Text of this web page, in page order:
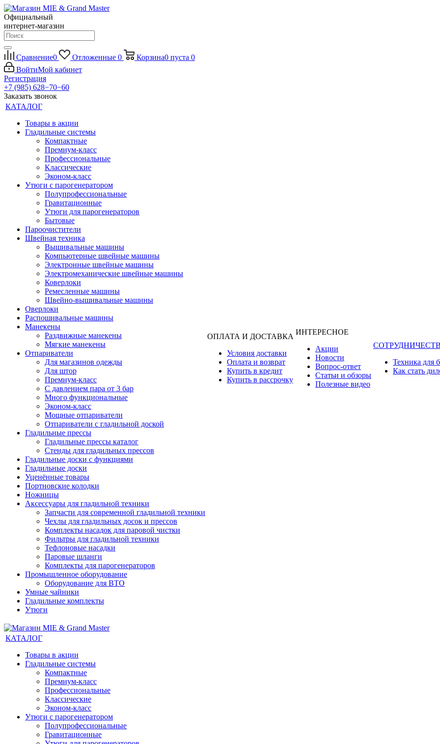
Официальный
интернет-магазин
Сравнение0 Отложенные 0 Корзина0 пуста 0
ВойтиМой кабинет
Регистрация
+7 (985) 628−70−60
Заказать звонок
КАТАЛОГ
Товары в акции
Гладильные системы
Компактные
Премиум-класс
Профессиональные
Классические
Эконом-класс
Утюги с парогенератором
Полупрофессиональные
Гравитационные
Утюги для парогенераторов
Бытовые
Пароочистители
Швейная техника
Вышивальные машины
Компьютерные швейные машины
Электронные швейные машины
Электромеханические швейные машины
Коверлоки
Ремесленные машины
Швейно-вышивальные машины
Оверлоки
Распошивальные машины
Манекены
Раздвижные манекены
Мягкие манекены
Отпариватели
Для магазинов одежды
Для штор
Премиум-класс
С давлением пара от 3 бар
Много функциональные
Эконом-класс
Мощные отпариватели
Отпариватели с гладильной доской
Гладильные прессы
Гладильные прессы каталог
Стенды для гладильных прессов
Гладильные доски с функциями
Гладильные доски
Уценённые товары
Портновские колодки
Ножницы
Аксессуары для гладильной техники
Запчасти для современной гладильной техники
Чехлы для гладильных досок и прессов
Комплекты насадок для паровой чистки
Фильтры для гладильной техники
Тефлоновые насадки
Паровые шланги
Комплекты для парогенераторов
Промышленное оборудование
Оборудование для ВТО
Умные чайники
Гладильные комплекты
Утюги
ОПЛАТА И ДОСТАВКА
Условия доставки
Оплата и возврат
Купить в кредит
Купить в рассрочку
ИНТЕРЕСНОЕ
Акции
Новости
Вопрос-ответ
Статьи и обзоры
Полезные видео
Техника для
Как стать
КАТАЛОГ
Товары в акции
Гладильные системы
Компактные
Премиум-класс
Профессиональные
Классические
Эконом-класс
Утюги с парогенератором
Полупрофессиональные
Гравитационные